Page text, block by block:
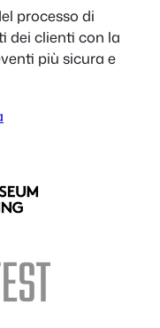
processo di
dei clienti con la
più sicura e